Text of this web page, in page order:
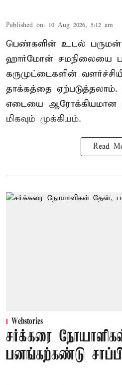
Published on: 10 Aug 2026, 5:12 am
பெண்களின் உடல் பருமன்
ஹார்மோன் சமநிலையை
கருமுட்டைகளின்
தாக்கத்தை
எடையை ஆரோக்கியமான
மிகவும் முக்கியம்.
Read
Webstories
சர்க்கரை
பனங்கற்கண்டு